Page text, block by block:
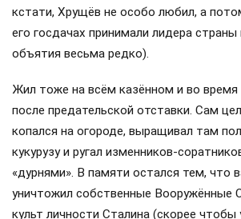
Печально, что такая добрая традиция
сегодня: даже на лечение больных
копейкам собираем всем миром…
Слух дурной всегда звучит в устах
Правление Никиты Хрущёва тоже не
галушки, котлеты, ржаные сухарики.
традиционной горилкой из специально
него «рюмки-обманки»: на вид обычная